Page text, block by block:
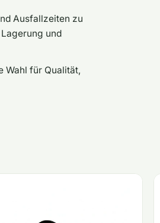
Ausfallzeiten zu
und
Wahl für Qualität,